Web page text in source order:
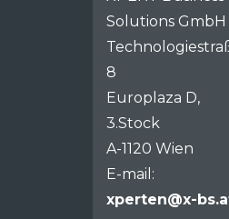
Solutions GmbH
8
Europlaza D,
3.Stock
A-1120 Wien
E-mail:
xperten@x-